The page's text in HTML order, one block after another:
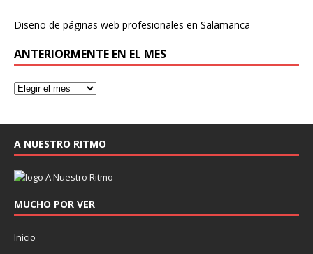
Diseño de páginas web profesionales en Salamanca
ANTERIORMENTE EN EL MES
A NUESTRO RITMO
MUCHO POR VER
Inicio